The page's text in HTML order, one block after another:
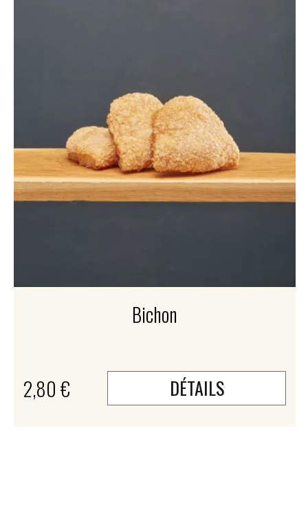
Bichon
2,80 € DÉTAILS